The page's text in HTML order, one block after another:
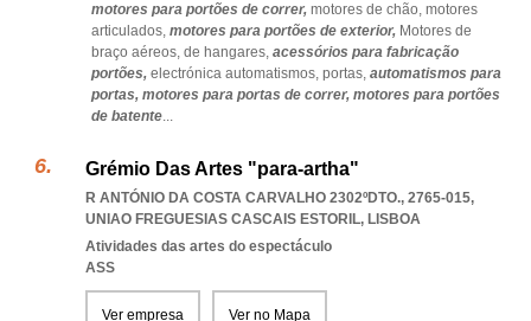
motores para portões de correr, motores de chão, motores
articulados, motores para portões de exterior, Motores de
braço aéreos, de hangares, acessórios para fabricação
portões, electrónica automatismos, portas, automatismos para
portas, motores para portas de correr, motores para portões
de batente...
Grémio Das Artes "para-artha"
R ANTÓNIO DA COSTA CARVALHO 2302ºDTO., 2765-015,
UNIAO FREGUESIAS CASCAIS ESTORIL, LISBOA
Atividades das artes do espectáculo
ASS
Ver empresa Ver no Mapa